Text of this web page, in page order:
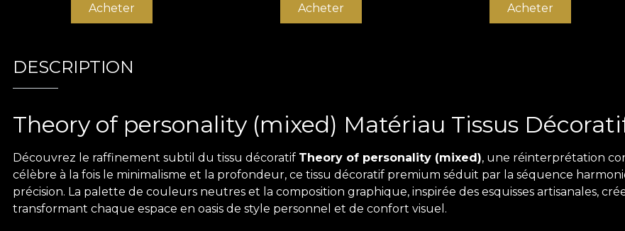
Acheter Acheter Acheter
DESCRIPTION
Theory of personality (mixed) Matériau Tissus
Découvrez le raffinement subtil du tissu décoratif Theory of personality (mixed), une réinterprétation
célèbre à la fois le minimalisme et la profondeur, ce tissu décoratif premium séduit par la séquence
précision. La palette de couleurs neutres et la composition graphique, inspirée des esquisses artisanales,
transformant chaque espace en oasis de style personnel et de confort visuel.